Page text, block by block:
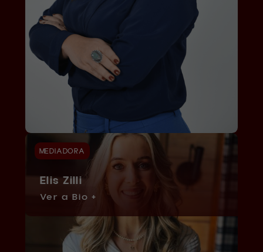
Elis Zilli
Ver a Bio +
MEDIADORA